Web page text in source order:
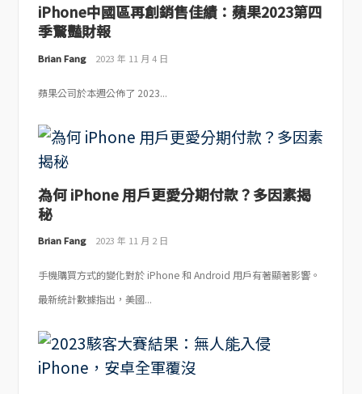
iPhone中國區再創銷售佳績：蘋果2023第四
季驚豔財報
Brian Fang 2023 年 11 月 4 日
蘋果公司於本週公佈了 2023...
為何 iPhone 用戶更愛分期付款？多因素揭
秘
Brian Fang 2023 年 11 月 2 日
手機購買方式的變化對於 iPhone 和 Android 用戶有著顯著影響。
最新統計數據指出，美國...